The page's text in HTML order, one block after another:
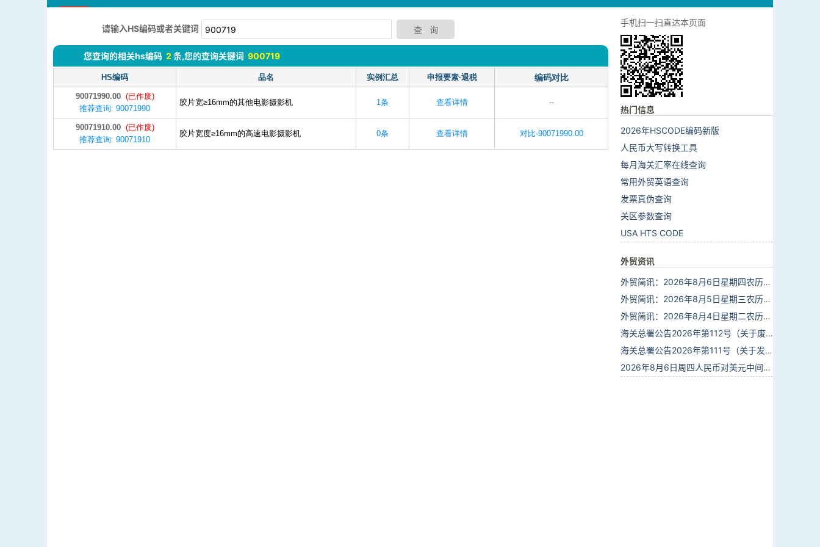
请输入HS编码或者关键词
您查询的相关hs编码 2 条,您的查询关键词 900719
HS编码 品名 实例汇总 申报要素·退税 编码对比
90071990.00 (已作废)
推荐查询: 90071990
胶片宽≥16mm的其他电影摄影机 1条 查看详情 --
90071910.00 (已作废)
推荐查询: 90071910
胶片宽度≥16mm的高速电影摄影机 0条 查看详情 对比-90071990.00
手机扫一扫直达本页面
热门信息
2026年HSCODE编码新版
人民币大写转换工具
每月海关汇率在线查询
常用外贸英语查询
发票真伪查询
关区参数查询
USA HTS CODE
外贸资讯
外贸简讯：2026年8月6日星期四农历六月廿四
外贸简讯：2026年8月5日星期三农历六月廿三
外贸简讯：2026年8月4日星期二农历六月廿二
海关总署公告2026年第112号（关于废止部分卫生检疫类规范性文件的公告）
海关总署公告2026年第111号（关于发布《进出境动植物检疫处理监督管理工作规定》《进出境卫生处理监督管理工作规定》的公告）
2026年8月6日周四人民币对美元中间价报6.7895调贬6个基点